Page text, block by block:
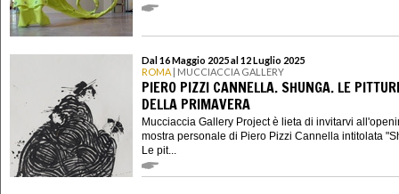
Dal 16 Maggio 2025 al 12 Luglio 2025
ROMA | MUCCIACCIA GALLERY
PIERO PIZZI CANNELLA. SHUNGA. LE
DELLA PRIMAVERA
Mucciaccia Gallery Project è lieta di invitarvi
mostra personale di Piero Pizzi Cannella intitolata
Le pit...